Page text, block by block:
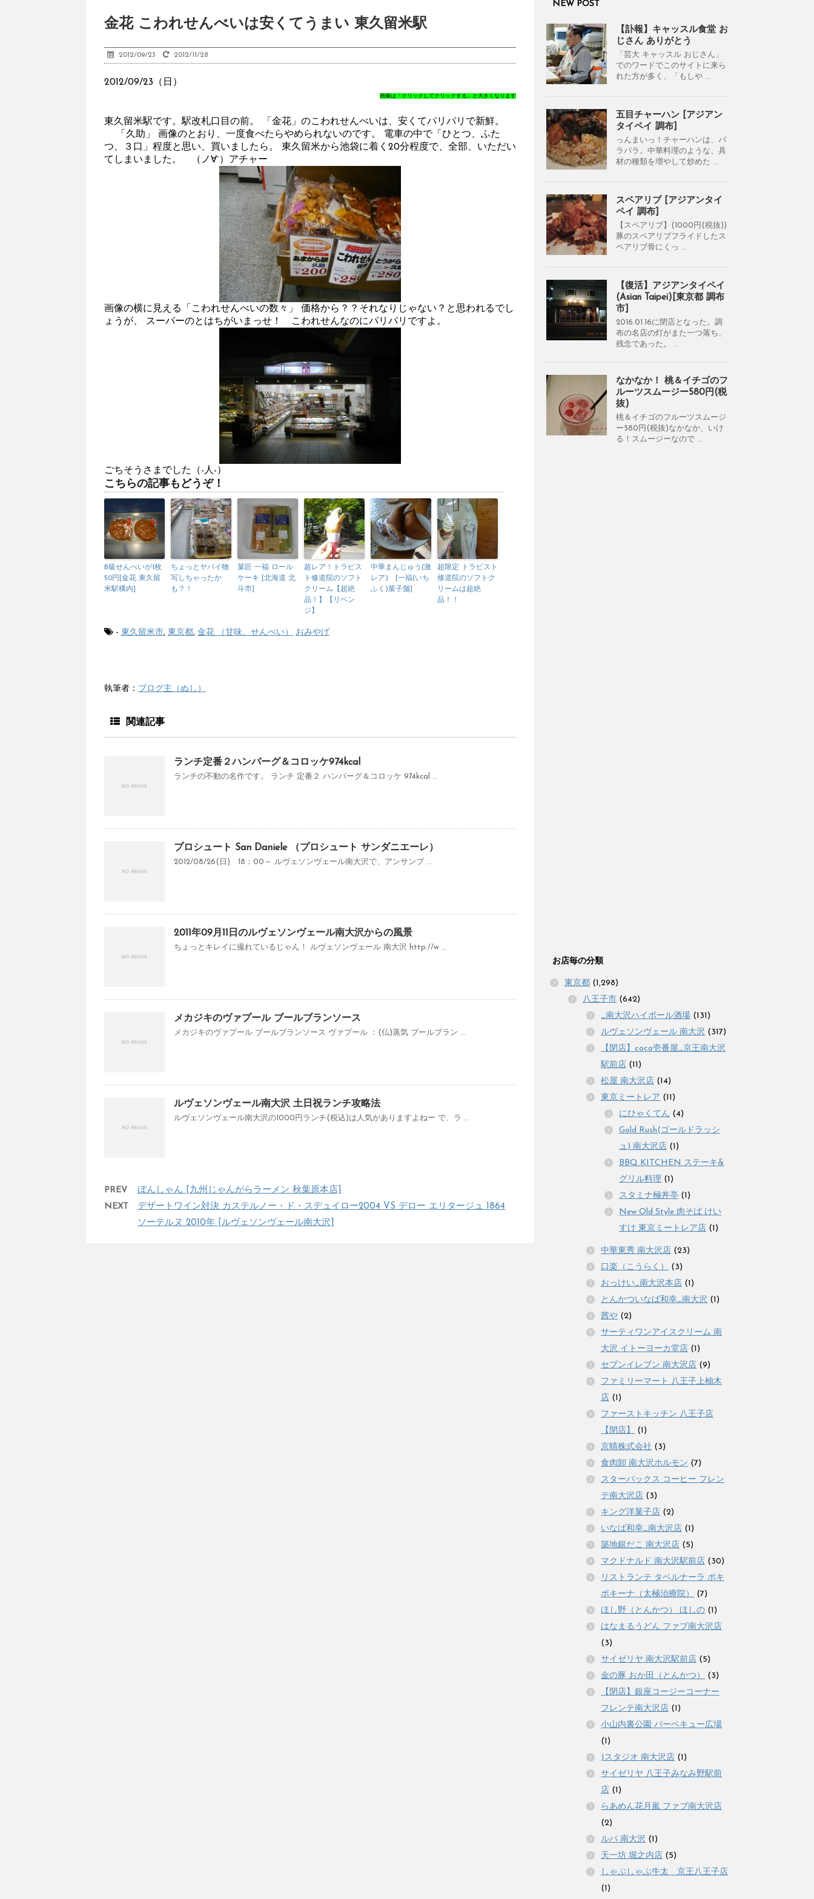
金花 こわれせんべいは安くてうまい 東久留米駅
2012/09/23 2012/11/28
2012/09/23（日）
画像は「クリックしてクリックする」と大きくなります
東久留米駅です。駅改札口目の前。 「金花」のこわれせんべいは、安くてパリパリで新鮮。
「久助」 画像のとおり、一度食べたらやめられないのです。 電車の中で「ひとつ、ふた
つ、３口」程度と思い、買いましたら。 東久留米から池袋に着く20分程度で、全部、いただい
てしまいました。 （ノ∀`）アチャー
画像の横に見える「こわれせんべいの数々」 価格から？？それなりじゃない？と思われるでし
ょうが、 スーパーのとはちがいまっせ！ こわれせんなのにパリパリですよ。
ごちそうさまでした（-人-）
こちらの記事もどうぞ！
B級せんべいが1枚
50円[金花 東久留
米駅構内]
ちょっとヤバイ物
写しちゃったか
も？！
菓匠 一福 ロール
ケーキ [北海道 北
斗市]
超レア！トラピス
ト修道院のソフト
クリーム【超絶
品！】【リベン
ジ】
中華まんじゅう(激
レア) [一福(いち
ふく)菓子舗]
超限定 トラピスト
修道院のソフトク
リームは超絶
品！！
- 東久留米市, 東京都, 金花 （甘味、せんべい） おみやげ
執筆者： ブログ主（ぬし）
関連記事
ランチ定番２ハンバーグ＆コロッケ974kcal
ランチの不動の名作です。 ランチ 定番２ ハンバーグ＆コロッケ 974kcal ...
プロシュート San Daniele （プロシュート サンダニエーレ）
2012/08/26(日) 18：00～ ルヴェソンヴェール南大沢で、アンサンブ ...
2011年09月11日のルヴェソンヴェール南大沢からの風景
ちょっとキレイに撮れているじゃん！ ルヴェソンヴェール 南大沢 http://w ...
メカジキのヴァプール ブールブランソース
メカジキのヴァプール ブールブランソース ヴァプール ：(仏)蒸気 ブールブラン ...
ルヴェソンヴェール南大沢 土日祝ランチ攻略法
ルヴェソンヴェール南大沢の1000円ランチ(税込)は人気がありますよねー で、ラ ...
PREV
ぼんしゃん [九州じゃんがらラーメン 秋葉原本店]
NEXT
デザートワイン対決 カステルノー・ド・スデュイロー2004 VS デロー エリタージュ 1864
ソーテルヌ 2010年 [ルヴェソンヴェール南大沢]
NEW POST
【訃報】キャッスル食堂 お
じさん ありがとう
「芸大 キャッスル おじさん」
でのワードでこのサイトに来ら
れた方が多く、「もしや ...
五目チャーハン [アジアン
タイペイ 調布]
っんまいっ！チャーハンは、パ
ラパラ。中華料理のような、具
材の種類を増やして炒めた ...
スペアリブ [アジアンタイ
ペイ 調布]
【スペアリブ】(1000円(税抜))
豚のスペアリブフライドしたス
ペアリブ骨にくっ ...
【復活】アジアンタイペイ
(Asian Taipei)[東京都 調布
市]
2016.01.16に閉店となった。調
布の名店の灯がまた一つ落ち、
残念であった。 ...
なかなか！ 桃＆イチゴのフ
ルーツスムージー580円(税
抜)
桃＆イチゴのフルーツスムージ
ー580円(税抜)なかなか、いけ
る！スムージーなので ...
お店毎の分類
東京都 (1,298)
八王子市 (642)
_南大沢ハイボール酒場 (131)
ルヴェソンヴェール 南大沢 (317)
【閉店】coco壱番屋_京王南大沢
駅前店 (11)
松屋 南大沢店 (14)
東京ミートレア (11)
にひゃくてん (4)
Gold Rush(ゴールドラッシ
ュ) 南大沢店 (1)
BBQ KITCHEN ステーキ&
グリル料理 (1)
スタミナ極丼亭 (1)
New Old Style 肉そば けい
すけ 東京ミートレア店 (1)
中華東秀 南大沢店 (23)
口楽（こうらく）
(3)
おっけい_南大沢本店 (1)
とんかついなば和幸_南大沢 (1)
茜や (2)
サーティワンアイスクリーム 南
大沢 イトーヨーカ堂店 (1)
セブンイレブン 南大沢店 (9)
ファミリーマート 八王子上柚木
店 (1)
ファーストキッチン 八王子店
【閉店】
(1)
京晴株式会社 (3)
食肉卸 南大沢ホルモン (7)
スターバックス コーヒー フレン
テ南大沢店 (3)
キング洋菓子店 (2)
いなば和幸_南大沢店 (1)
築地銀だこ 南大沢店 (5)
マクドナルド 南大沢駅前店 (30)
リストランテ タベルナーラ ボキ
ボキーナ（太極治療院）
(7)
ほし野（とんかつ） ほしの (1)
はなまるうどん ファブ南大沢店
(3)
サイゼリヤ 南大沢駅前店 (5)
金の豚 おか田（とんかつ）
(3)
【閉店】銀座コージーコーナー
フレンテ南大沢店 (1)
小山内裏公園 バーベキュー広場
(1)
Jスタジオ 南大沢店 (1)
サイゼリヤ 八王子みなみ野駅前
店 (1)
らあめん花月嵐 ファブ南大沢店
(2)
ルパ 南大沢 (1)
天一坊 堀之内店 (5)
しゃぶしゃぶ牛太 京王八王子店
(1)